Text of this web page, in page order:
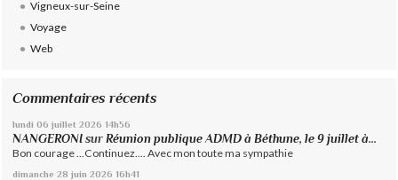
Vigneux-sur-Seine
Voyage
Web
Commentaires récents
lundi 06 juillet 2026 14h56
NANGERONI surRéunion publique ADMD à Béthune, le 9 juillet à...
Bon courage ...Continuez.... Avec mon toute ma sympathie
dimanche 28 juin 2026 16h41